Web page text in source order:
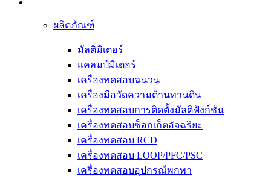
ผลิตภัณฑ์
มัลติมิเตอร์
แคลมป์มิเตอร์
เครื่องทดสอบฉนวน
เครื่องมือวัดความต้านทานดิน
เครื่องทดสอบการติดตั้งมัลติฟังก์ชัน
เครื่องทดสอบซ็อกเก็ตอัจฉริยะ
เครื่องทดสอบ RCD
เครื่องทดสอบ LOOP/PFC/PSC
เครื่องทดสอบอุปกรณ์พกพา